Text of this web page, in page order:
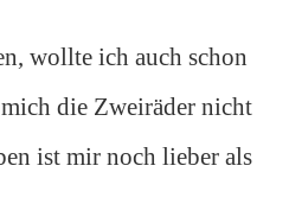
wollte ich auch schon
die Zweiräder nicht
ist mir noch lieber als